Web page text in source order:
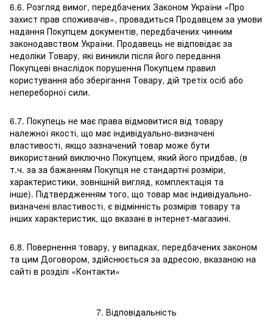
6.6. Розгляд вимог, передбачених Законом України «Про
захист прав споживачів», провадиться Продавцем за умови
надання Покупцем документів, передбачених чинним
законодавством України. Продавець не відповідає за
недоліки Товару, які виникли після його передання
Покупцеві внаслідок порушення Покупцем правил
користування або зберігання Товару, дій третіх осіб або
непереборної сили.
6.7. Покупець не має права відмовитися від товару
належної якості, що має індивідуально-визначені
властивості, якщо зазначений товар може бути
використаний виключно Покупцем, який його придбав, (в
т.ч. за за бажанням Покупця не стандартні розміри,
характеристики, зовнішній вигляд, комплектація та
інше). Підтвердженням того, що товар має індивідуально-
визначені властивості, є відмінність розмірів товару та
інших характеристик, що вказані в інтернет-магазині.
6.8. Повернення товару, у випадках, передбачених законом
та цим Договором, здійснюється за адресою, вказаною на
сайті в розділі «Контакти»
7. Відповідальність